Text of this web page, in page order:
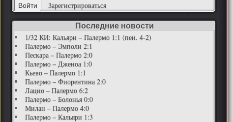
Зарегистрироваться
Последние новости
1/32 КИ: Кальяри – Палермо 1:1 (пен. 4-2)
Палермо – Эмполи 2:1
Пескара – Палермо 2:0
Палермо – Дженоа 1:0
Кьево – Палермо 1:1
Палермо – Фиорентина 2:0
Лацио – Палермо 6:2
Палермо – Болонья 0:0
Милан – Палермо 4:0
Палермо – Кальяри 1:3